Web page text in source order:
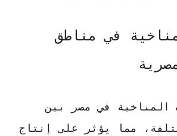
في مناطق
المناخية في مصر بين
مما يؤثر على إنتاج